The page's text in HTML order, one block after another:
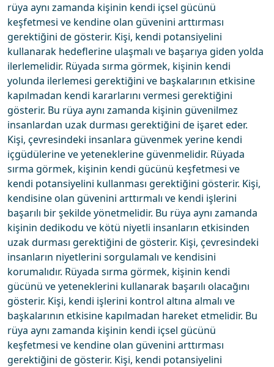
rüya aynı zamanda kişinin kendi içsel gücünü
keşfetmesi ve kendine olan güvenini arttırması
gerektiğini de gösterir. Kişi, kendi potansiyelini
kullanarak hedeflerine ulaşmalı ve başarıya giden yolda
ilerlemelidir. Rüyada sırma görmek, kişinin kendi
yolunda ilerlemesi gerektiğini ve başkalarının etkisine
kapılmadan kendi kararlarını vermesi gerektiğini
gösterir. Bu rüya aynı zamanda kişinin güvenilmez
insanlardan uzak durması gerektiğini de işaret eder.
Kişi, çevresindeki insanlara güvenmek yerine kendi
içgüdülerine ve yeteneklerine güvenmelidir. Rüyada
sırma görmek, kişinin kendi gücünü keşfetmesi ve
kendi potansiyelini kullanması gerektiğini gösterir. Kişi,
kendisine olan güvenini arttırmalı ve kendi işlerini
başarılı bir şekilde yönetmelidir. Bu rüya aynı zamanda
kişinin dedikodu ve kötü niyetli insanların etkisinden
uzak durması gerektiğini de gösterir. Kişi, çevresindeki
insanların niyetlerini sorgulamalı ve kendisini
korumalıdır. Rüyada sırma görmek, kişinin kendi
gücünü ve yeteneklerini kullanarak başarılı olacağını
gösterir. Kişi, kendi işlerini kontrol altına almalı ve
başkalarının etkisine kapılmadan hareket etmelidir. Bu
rüya aynı zamanda kişinin kendi içsel gücünü
keşfetmesi ve kendine olan güvenini arttırması
gerektiğini de gösterir. Kişi, kendi potansiyelini